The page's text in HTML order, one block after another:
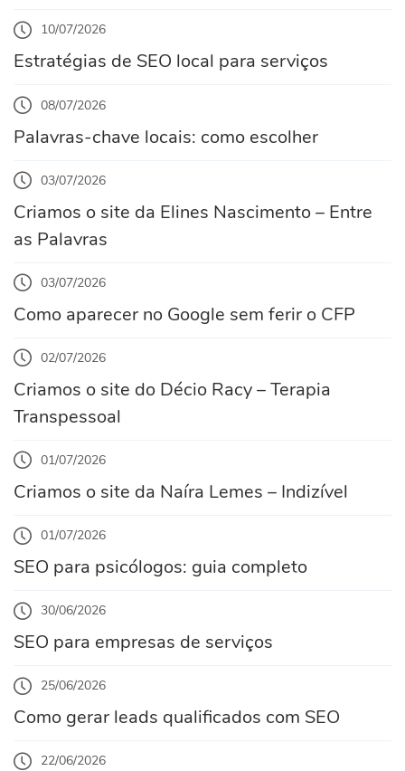
10/07/2026
Estratégias de SEO local para serviços
08/07/2026
Palavras-chave locais: como escolher
03/07/2026
Criamos o site da Elines Nascimento – Entre
as Palavras
03/07/2026
Como aparecer no Google sem ferir o CFP
02/07/2026
Criamos o site do Décio Racy – Terapia
Transpessoal
01/07/2026
Criamos o site da Naíra Lemes – Indizível
01/07/2026
SEO para psicólogos: guia completo
30/06/2026
SEO para empresas de serviços
25/06/2026
Como gerar leads qualificados com SEO
22/06/2026